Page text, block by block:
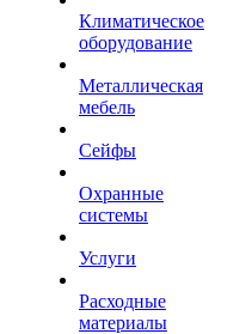
Климатическое
оборудование
Металлическая
мебель
Сейфы
Охранные
системы
Услуги
Расходные
материалы